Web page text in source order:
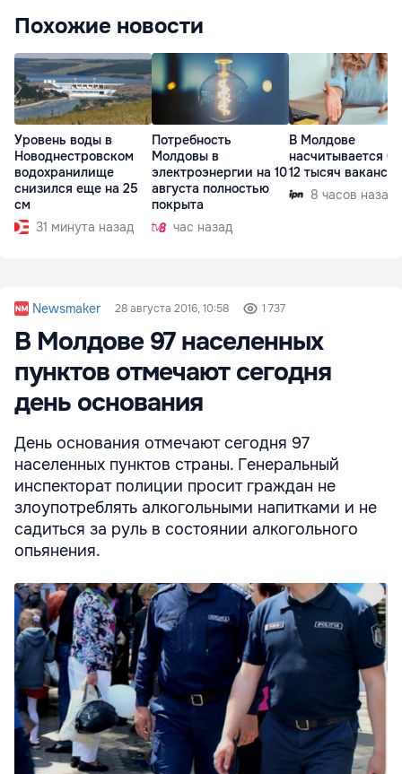
Похожие новости
Уровень воды в
Новоднестровском
водохранилище
снизился еще на 25
см
31 минута назад
Потребность
Молдовы в
электроэнергии на 10
августа полностью
покрыта
час назад
В Молдове
насчитывается
12 тысяч
8 часов назад
Newsmaker 28 августа 2016, 10:58 1 737
В Молдове 97 населенных
пунктов отмечают сегодня
день основания
День основания отмечают сегодня 97
населенных пунктов страны. Генеральный
инспекторат полиции просит граждан не
злоупотреблять алкогольными напитками и не
садиться за руль в состоянии алкогольного
опьянения.